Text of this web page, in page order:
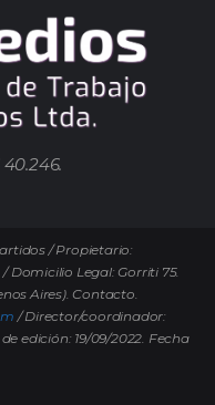
/ Propietario:
Domicilio Legal: Gorriti 75.
Aires). Contacto.
/ Director/coordinador:
edición: 19/09/2022. Fecha